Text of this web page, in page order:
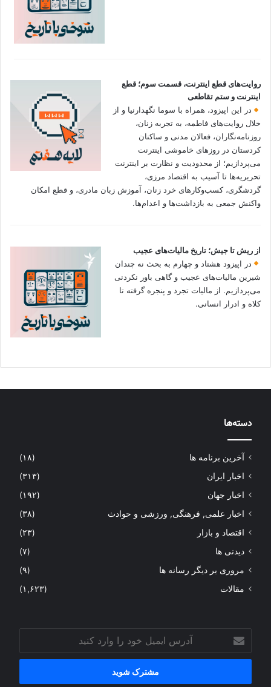
روایت‌های قطع اینترنت، قسمت سوم؛ قطع
اینترنت و ستم تقاطعی
در این اپیزود، همراه با سوما نگهدارنیا و از
خلال روایت‌های فاطمه، به تجربه زنان،
روزنامه‌نگاران، فعالان مدنی و ساکنان
کردستان در روزهای خاموشی اینترنت
می‌پردازیم؛ از محدودیت و نظارت بر اینترنت
تحریریه‌ها تا آسیب به اقتصاد مرزی،
گردشگری، کسب‌وکارهای خرد زنان، آموزش زبان مادری، و قطع امکان
واکنش جمعی به بازداشت‌ها و اعدام‌ها.
از ریش تا جیش؛ تاریخ مالیات‌های عجیب
در اپیزود هشتاد و چهارم به بحث نه چندان
شیرین مالیات‌های عجیب و گاهی باور نکردنی‌
می‌پردازیم. از مالیات تجرد و پنجره گرفته تا
کلاه و ادرار انسانی.
دسته‌ها
آخرین برنامه ها
(۱۸)
اخبار ایران
(۳۱۳)
اخبار جهان
(۱۹۲)
اخبار علمی, فرهنگی, ورزشی و حوادث
(۳۸)
اقتصاد و بازار
(۲۳)
دیدنی ها
(۷)
مروری بر دیگر رسانه ها
(۹)
مقالات
(۱,۶۲۳)
آدرس
ایمیل
خود